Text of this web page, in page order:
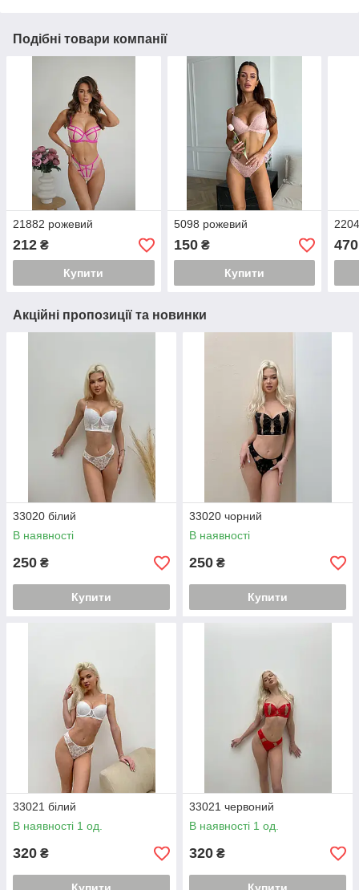
Подібні товари компанії
21882 рожевий
212 ₴
Купити
5098 рожевий
150₴
Купити
470
Акційні пропозиції та новинки
33020 білий
В наявності
250 ₴
Купити
33020 чорний
В наявності
250 ₴
Купити
33021 білий
В наявності 1 од.
320 ₴
33021 червоний
В наявності 1 од.
320 ₴